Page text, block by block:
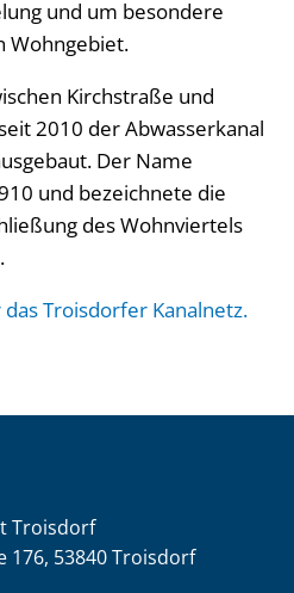
und um besondere
Wohngebiet.
Kirchstraße und
2010 der Abwasserkanal
Der Name
und bezeichnete die
des Wohnviertels
Troisdorfer Kanalnetz.
Troisdorf
176, 53840 Troisdorf